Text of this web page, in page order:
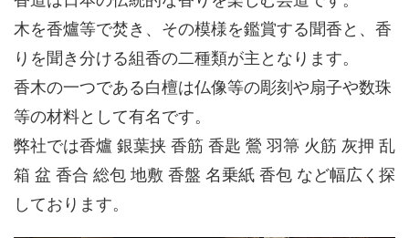
木を香爐等で焚き、その模様を鑑賞する聞香と、香
りを聞き分ける組香の二種類が主となります。
香木の一つである白檀は仏像等の彫刻や扇子や数珠
等の材料として有名です。
弊社では香爐 銀葉挟 香筋 香匙 鶯 羽箒 火筋 灰押 乱
箱 盆 香合 総包 地敷 香盤 名乗紙 香包 など幅広く探
しております。